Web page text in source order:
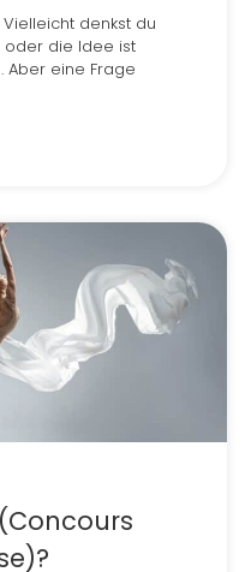
denkst du
die Idee ist
eine Frage